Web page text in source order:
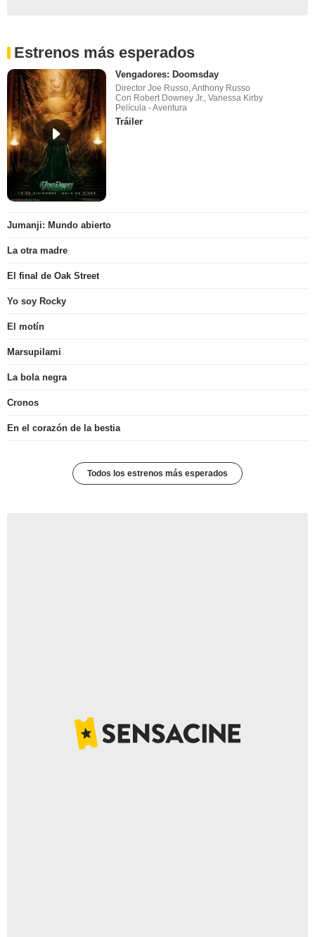
Estrenos más esperados
Vengadores: Doomsday
Director Joe Russo, Anthony Russo
Con Robert Downey Jr., Vanessa Kirby
Película - Aventura
Tráiler
Jumanji: Mundo abierto
La otra madre
El final de Oak Street
Yo soy Rocky
El motín
Marsupilami
La bola negra
Cronos
En el corazón de la bestia
Todos los estrenos más esperados